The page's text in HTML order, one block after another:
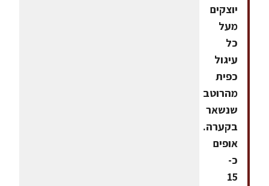
יוצקים
מעל
כל
עיגול
כפית
מהרוטב
שנשאר
בקערה.
אופים
כ-
15